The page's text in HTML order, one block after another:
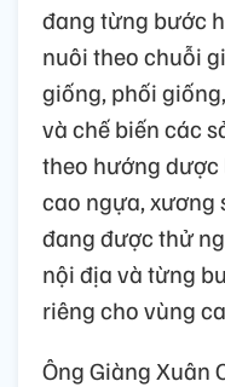
đang từng bước
nuôi theo chuỗi
giống, phối
và chế biến các
theo hướng dược
cao ngựa, xương
đang được thử
nội địa và từng
riêng cho vùng
Ông Giàng Xuân